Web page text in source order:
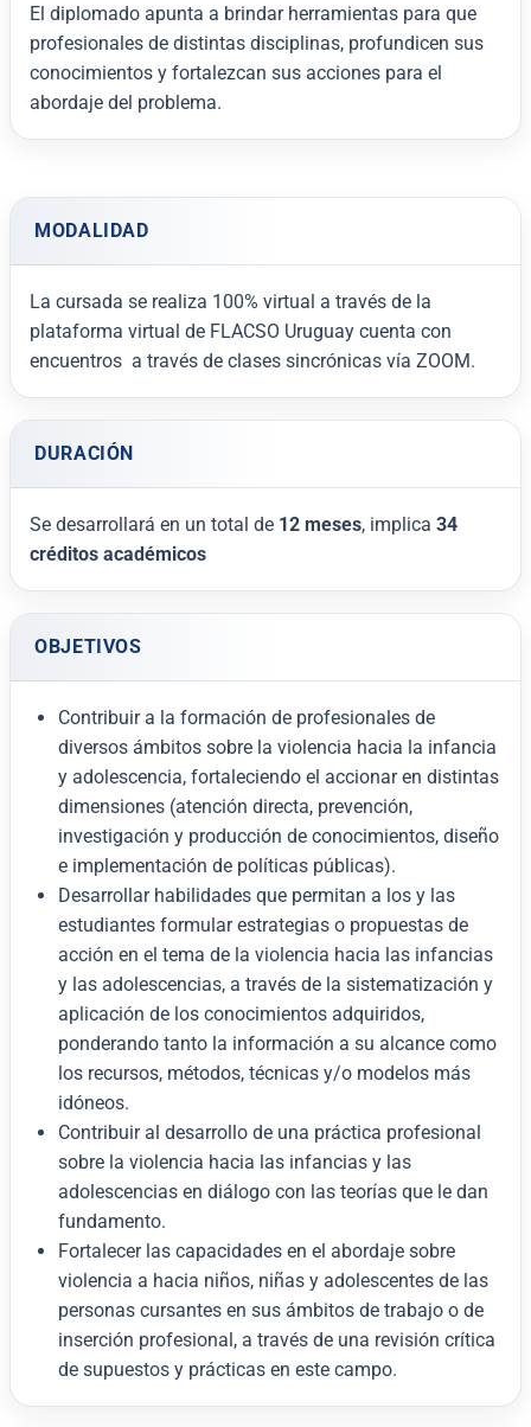
El diplomado apunta a brindar herramientas para que
profesionales de distintas disciplinas, profundicen sus
conocimientos y fortalezcan sus acciones para el
abordaje del problema.
MODALIDAD
La cursada se realiza 100% virtual a través de la
plataforma virtual de FLACSO Uruguay cuenta con
encuentros a través de clases sincrónicas vía ZOOM.
DURACIÓN
Se desarrollará en un total de 12 meses, implica 34
créditos académicos
OBJETIVOS
Contribuir a la formación de profesionales de
diversos ámbitos sobre la violencia hacia la infancia
y adolescencia, fortaleciendo el accionar en distintas
dimensiones (atención directa, prevención,
investigación y producción de conocimientos, diseño
e implementación de políticas públicas).
Desarrollar habilidades que permitan a los y las
estudiantes formular estrategias o propuestas de
acción en el tema de la violencia hacia las infancias
y las adolescencias, a través de la sistematización y
aplicación de los conocimientos adquiridos,
ponderando tanto la información a su alcance como
los recursos, métodos, técnicas y/o modelos más
idóneos.
Contribuir al desarrollo de una práctica profesional
sobre la violencia hacia las infancias y las
adolescencias en diálogo con las teorías que le dan
fundamento.
Fortalecer las capacidades en el abordaje sobre
violencia a hacia niños, niñas y adolescentes de las
personas cursantes en sus ámbitos de trabajo o de
inserción profesional, a través de una revisión crítica
de supuestos y prácticas en este campo.